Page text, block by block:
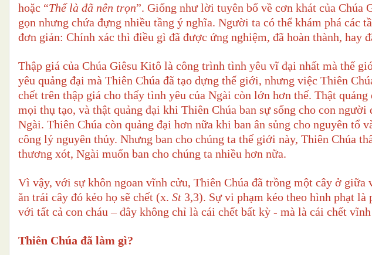
hoặc “Thế là đã nên trọn”. Giống như lời tuyên bố về cơn khát của Chúa
gọn nhưng chứa đựng nhiều tầng ý nghĩa. Người ta có thể khám phá các
đơn giản: Chính xác thì điều gì đã được ứng nghiệm, đã hoàn thành, hay
Thập giá của Chúa Giêsu Kitô là công trình tình yêu vĩ đại nhất mà thế
yêu quảng đại mà Thiên Chúa đã tạo dựng thế giới, nhưng việc Thiên
chết trên thập giá cho thấy tình yêu của Ngài còn lớn hơn thế. Thật
mọi thụ tạo, và thật quảng đại khi Thiên Chúa ban sự sống cho con
Ngài. Thiên Chúa còn quảng đại hơn nữa khi ban ân sủng cho nguyên tổ
công lý nguyên thủy. Nhưng ban cho chúng ta thế giới này, Thiên Chúa
thương xót, Ngài muốn ban cho chúng ta nhiều hơn nữa.
Vì vậy, với sự khôn ngoan vĩnh cửu, Thiên Chúa đã trồng một cây ở giữa
ăn trái cây đó kẻo họ sẽ chết (x. St 3,3). Sự vi phạm kéo theo hình phạt
với tất cả con cháu – đây không chỉ là cái chết bất kỳ - mà là cái chết
Thiên Chúa đã làm gì?